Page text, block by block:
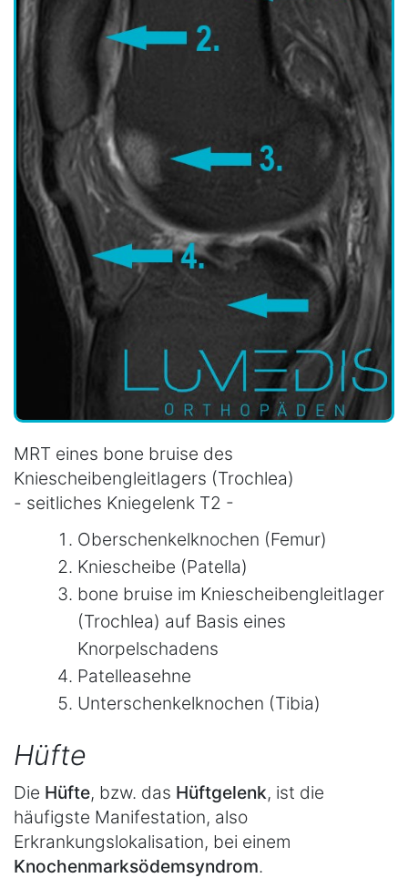
MRT eines bone bruise des
Kniescheibengleitlagers (Trochlea)
- seitliches Kniegelenk T2 -
Oberschenkelknochen (Femur)
Kniescheibe (Patella)
bone bruise im Kniescheibengleitlager
(Trochlea) auf Basis eines
Knorpelschadens
Patelleasehne
Unterschenkelknochen (Tibia)
Hüfte
Die Hüfte, bzw. das Hüftgelenk, ist die
häufigste Manifestation, also
Erkrankungslokalisation, bei einem
Knochenmarksödemsyndrom.